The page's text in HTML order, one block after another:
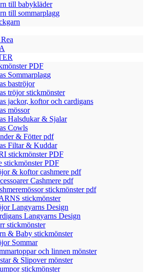
till babykläder
till sommarplagg
PDF
Sommarplagg
baströjor
tröjor stickmönster
jackor, koftor och cardigans
mössor
Halsdukar & Sjalar
Cowls
& Fötter pdf
Filtar & Kuddar
stickmönster PDF
stickmönster PDF
& koftor cashmere pdf
Cashmere pdf
stickmönster pdf
stickmönster
Langyarns Design
Langyarns Design
stickmönster
& Baby stickmönster
Sommar
och linnen mönster
& Slipover mönster
stickmönster